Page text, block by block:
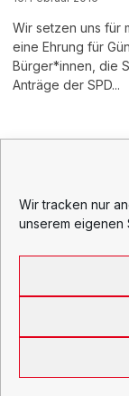
Wir tracken nur
unserem eigenen
Wir setzen uns für
eine Ehrung für
Bürger*innen, die
Anträge der SPD...